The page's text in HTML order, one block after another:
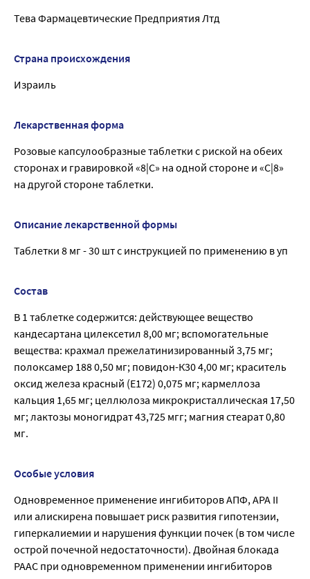
Тева Фармацевтические Предприятия Лтд
Страна происхождения
Израиль
Лекарственная форма
Розовые капсулообразные таблетки с риской на обеих
сторонах и гравировкой «8|С» на одной стороне и «С|8»
на другой стороне таблетки.
Описание лекарственной формы
Таблетки 8 мг - 30 шт с инструкцией по применению в уп
Состав
В 1 таблетке содержится: действующее вещество
кандесартана цилексетил 8,00 мг; вспомогательные
вещества: крахмал прежелатинизированный 3,75 мг;
полоксамер 188 0,50 мг; повидон-К30 4,00 мг; краситель
оксид железа красный (Е172) 0,075 мг; кармеллоза
кальция 1,65 мг; целлюлоза микрокристаллическая 17,50
мг; лактозы моногидрат 43,725 мгг; магния стеарат 0,80
мг.
Особые условия
Одновременное применение ингибиторов АПФ, АРА II
или алискирена повышает риск развития гипотензии,
гиперкалиемии и нарушения функции почек (в том числе
острой почечной недостаточности). Двойная блокада
РААС при одновременном применении ингибиторов